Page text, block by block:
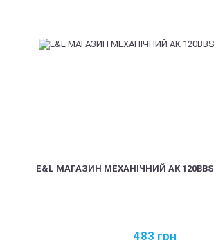
E&L МАГАЗИН МЕХАНІЧНИЙ АК 120BBS
483 грн